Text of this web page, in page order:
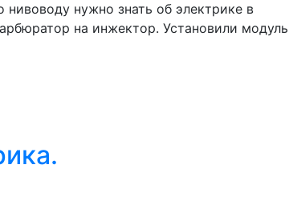
нивоводу нужно знать об электрике в
на инжектор. Установили модуль